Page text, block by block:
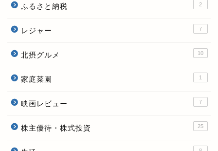
ふるさと納税 2
レジャー 7
北摂グルメ 10
家庭菜園 1
映画レビュー 7
株主優待・株式投資 25